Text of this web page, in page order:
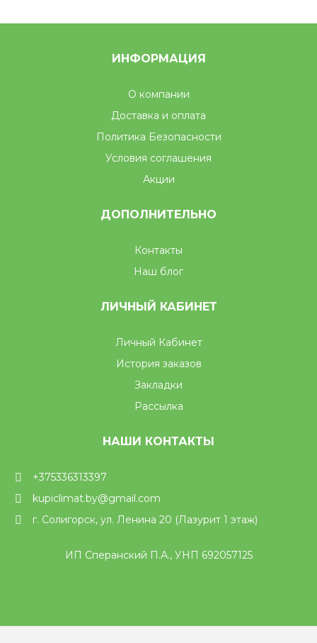
ИНФОРМАЦИЯ
О компании
Доставка и оплата
Политика Безопасности
Условия соглашения
Акции
ДОПОЛНИТЕЛЬНО
Контакты
Наш блог
ЛИЧНЫЙ КАБИНЕТ
Личный Кабинет
История заказов
Закладки
Рассылка
НАШИ КОНТАКТЫ
+375336313397
kupiclimat.by@gmail.com
г. Солигорск, ул. Ленина 20 (Лазурит 1 этаж)
ИП Сперанский П.А., УНП 692057125